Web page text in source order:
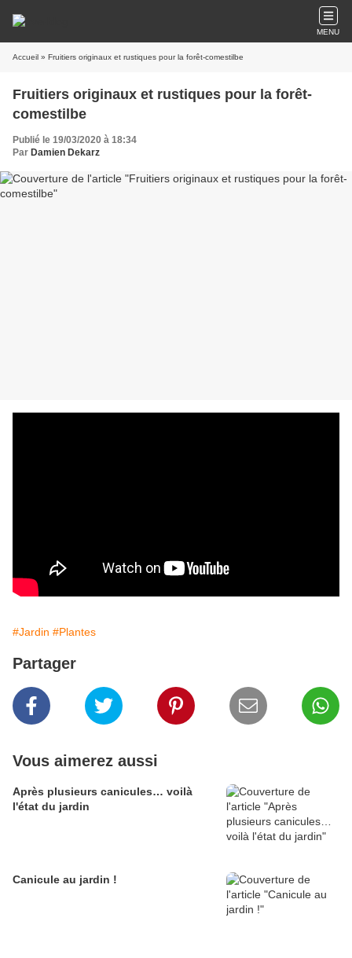
MENU
Accueil » Fruitiers originaux et rustiques pour la forêt-comestilbe
Fruitiers originaux et rustiques pour la forêt-
comestilbe
Publié le 19/03/2020 à 18:34
Par Damien Dekarz
#Jardin #Plantes
Partager
Vous aimerez aussi
Après plusieurs canicules… voilà
l'état du jardin
Canicule au jardin !